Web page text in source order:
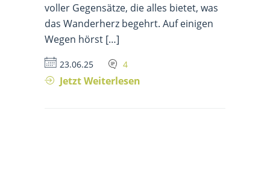
voller Gegensätze, die alles bietet, was
das Wanderherz begehrt. Auf einigen
Wegen hörst […]
23.06.25 4
Jetzt Weiterlesen